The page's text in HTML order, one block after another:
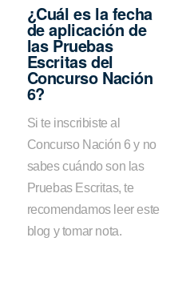
¿Cuál es la fecha
de aplicación de
las Pruebas
Escritas del
Concurso Nación
6?
Si te inscribiste al
Concurso Nación 6 y no
sabes cuándo son las
Pruebas Escritas, te
recomendamos leer este
blog y tomar nota.